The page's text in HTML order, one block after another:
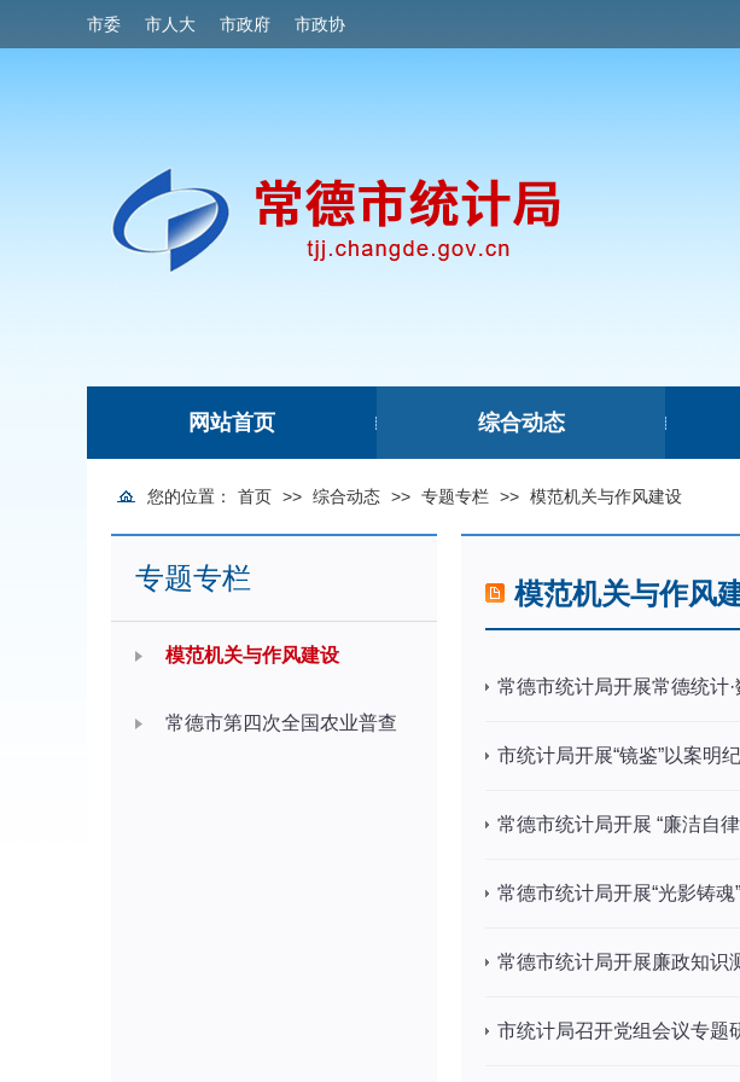
市委 市人大 市政府 市政协
网站首页 综合动态
您的位置： 首页 >> 综合动态 >> 专题专栏 >> 模范机关与作风建设
专题专栏
模范机关与作风建设
常德市第四次全国农业普查
模范机关与作风
常德市统计局开展常德统计
市统计局开展“镜鉴”以案明
常德市统计局开展 “廉洁自
常德市统计局开展“光影铸魂
常德市统计局开展廉政知识
市统计局召开党组会议专题